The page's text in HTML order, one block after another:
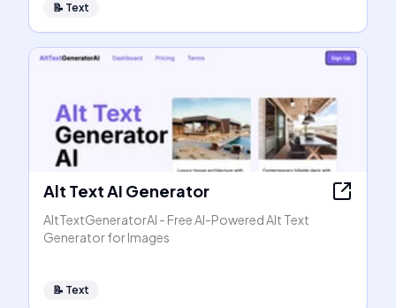
📝 Text
Alt Text AI Generator
AltTextGeneratorAI - Free AI-Powered Alt Text
Generator for Images
📝 Text